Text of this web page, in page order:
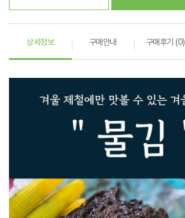
상세정보 구매안내 구매후기 (0)